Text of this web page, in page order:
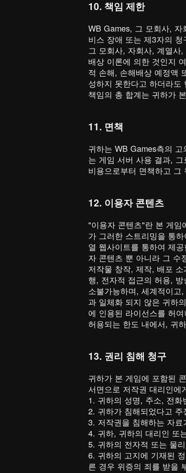
10. 책임 제한
WB Games, 그 모회사, 자
비스 장애 또는 제3자의
그 모회사, 자회사, 계열사
배상 이론에 의한 것인지
적 손해, 손해배상 예정액
성하지 못한다고 하더라
책임의 총 합계는 귀하가
11. 면책
귀하는 WB Games측의
는 게임 서버 사용 결과,
비용으로부터 면책하고 그
12. 이용자 콘텐츠
"이용자 콘텐츠"란 본 게
가 그러한 스트리밍을 통
열 웹사이트를 통하여 제
자 콘텐츠 뿐 아니라 그 수
저작물 창작, 제작, 배포
행, 전자적 접근의 허용,
소불가능하며, 세계적이
과 일체화 되지 않은 귀하
에 인용된 라이선스를 허
허용되는 한도 내에서, 귀
13. 권리 침해 청구
귀하가 본 게임에 포함된
서면으로 저작권 대리인에
1. 귀하의 성명, 주소, 전화
2. 귀하가 침해되었다고
3. 저작권을 침해하는 자
4. 귀하, 귀하의 대리인 또
5. 귀하의 전자적 또는 물
6. 귀하의 고지에 기재된
른 경우 위증의 죄를 받을